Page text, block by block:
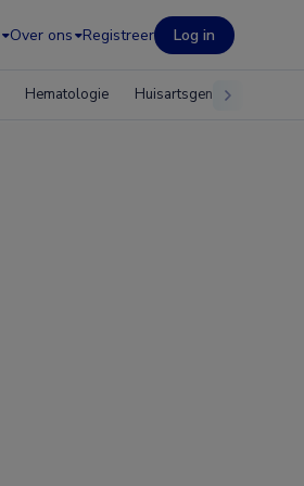
Over ons Registreer Log in
Hematologie Huisartsgeneeskunde